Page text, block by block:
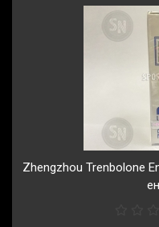
Zhengzhou Trenbolone